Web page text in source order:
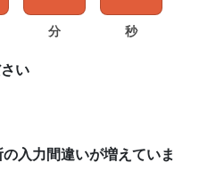
分 秒
い
入力間違いが増えていま